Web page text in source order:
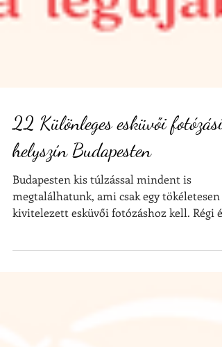
22 Különleges esküvői fotózási
helyszín Budapesten
Budapesten kis túlzással mindent is
megtalálhatunk, ami csak egy tökéletesen
új, modern és...